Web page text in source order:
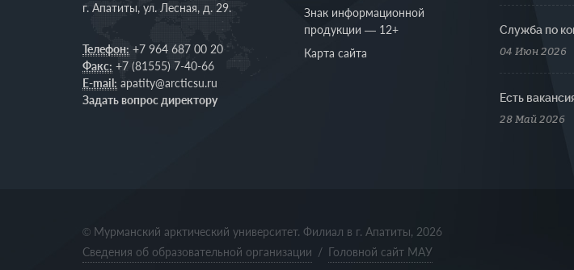
г. Апатиты, ул. Лесная, д. 29.
Телефон: +7 964 687 00 20
Факс: +7 (81555) 7-40-66
E-mail: apatity@arcticsu.ru
Задать вопрос директору
Знак информационной
продукции — 12+
Карта сайта
Cлужба по
04 Июн 2026
Есть
28 Май 2026
© Мурманский арктический университет. Филиал в г. Апатиты, 2026
Сведения об образовательной организации / Головной сайт МАУ